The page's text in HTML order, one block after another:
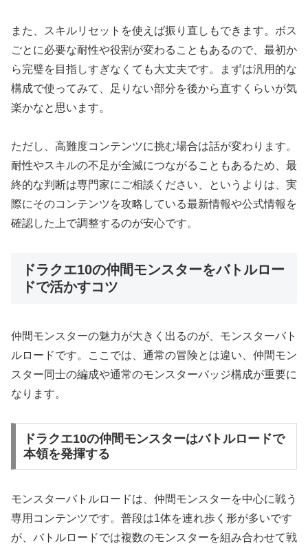
また、スキルリセットを使えば振り直しもできます。ボス
ごとに必要な耐性や役割が変わることもあるので、最初か
ら完璧を目指しすぎなくても大丈夫です。まずは汎用的な
構成で使ってみて、足りない部分を後から直すくらいが気
楽かなと思います。
ただし、高難度コンテンツに挑む場合は話が変わります。
耐性やスキルの不足が全滅につながることもあるため、最
終的な判断は専門家にご相談ください、というよりは、実
際にそのコンテンツを攻略している最新情報や公式情報を
確認した上で調整するのが安心です。
ドラクエ10の仲間モンスターをバトルロー
ドで活かすコツ
仲間モンスターの魅力が大きく出るのが、モンスターバト
ルロードです。ここでは、通常の冒険とは違い、仲間モン
スター同士の編成や通常のモンスターバッジ構成が重要に
なります。
ドラクエ10の仲間モンスターはバトルロードで
本領を発揮する
モンスターバトルロードは、仲間モンスターを中心に戦う
専用コンテンツです。普段は1体を連れ歩く形が多いです
が、バトルロードでは複数のモンスターを組み合わせて戦